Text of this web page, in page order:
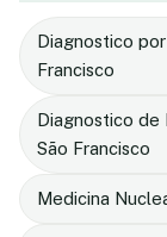
Diagnostico
Francisco
Diagnostico de
São Francisco
Medicina